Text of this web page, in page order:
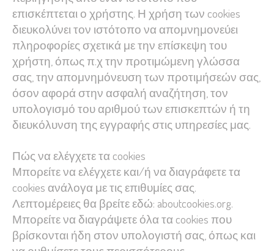
επισκέπτεται ο χρήστης. Η χρήση των cookies
διευκολύνει τον ιστότοπο να απομνημονεύει
πληροφορίες σχετικά με την επίσκεψη του
χρήστη, όπως π.χ την προτιμώμενη γλώσσα
σας, την απομνημόνευση των προτιμήσεών σας,
όσον αφορά στην ασφαλή αναζήτηση, τον
υπολογισμό του αριθμού των επισκεπτών ή τη
διευκόλυνση της εγγραφής στις υπηρεσίες μας.
Πώς να ελέγχετε τα cookies
Μπορείτε να ελέγχετε και/ή να διαγράφετε τα
cookies ανάλογα με τις επιθυμίες σας.
Λεπτομέρειες θα βρείτε εδώ: aboutcookies.org.
Μπορείτε να διαγράψετε όλα τα cookies που
βρίσκονται ήδη στον υπολογιστή σας, όπως και